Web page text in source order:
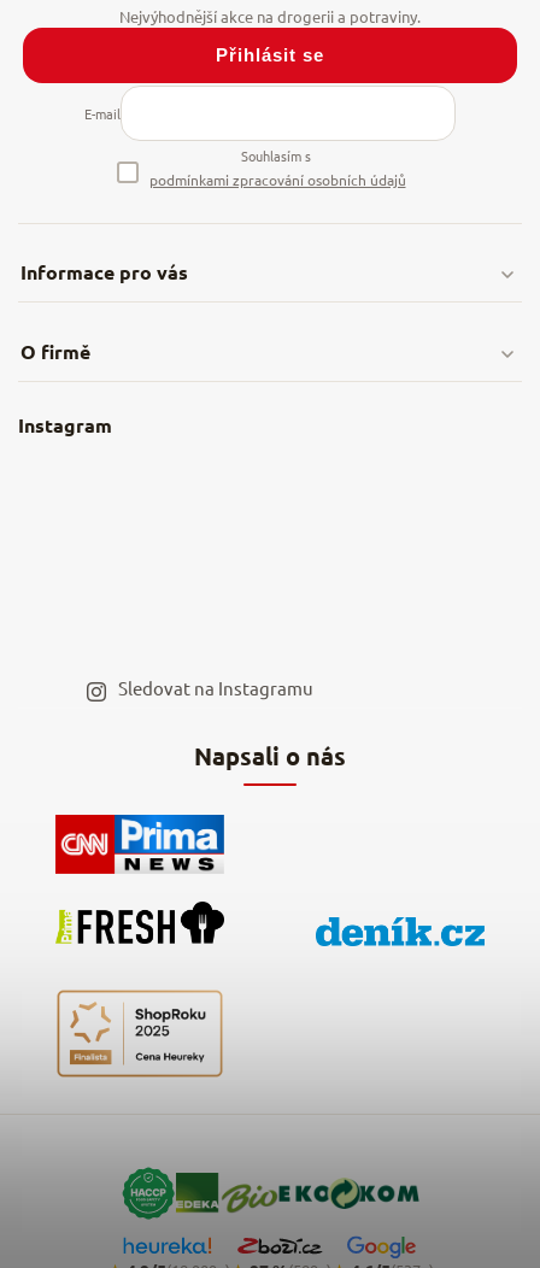
Informace pro vás
Obchodní podmínky
Nejčastější dotazy
E-mail
Souhlasím s
podmínkami zpracování osobních údajů
Přihlásit se
Napsali o nás
Instagram
Sledovat na Instagramu
O firmě
Hodnocení obchodu